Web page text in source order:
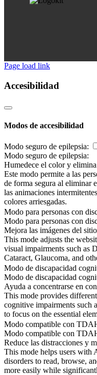
Page load link
Accesibilidad
Modos de accesibilidad
Modo seguro de epilepsia:
Modo seguro de epilepsia:
Humedece el color y
Este modo permite a las
de forma segura al eliminar
las animaciones
colores arriesgadas.
Modo para personas con
Modo para personas con
Mejora las imágenes del
This mode adjusts the
visual impairments such as
Cataract, Glaucoma, and
Modo de discapacidad
Modo de discapacidad
Ayuda a concentrarse en
This mode provides
cognitive impairments such
to focus on the essential
Modo compatible con
Modo compatible con
Reduce las distracciones y
This mode helps users with
disorders to read, browse,
more easily while